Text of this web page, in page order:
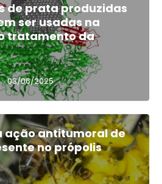
de prata produzidas
ser usadas na
tratamento da
· 03/06/2025
ação antitumoral de
no própolis